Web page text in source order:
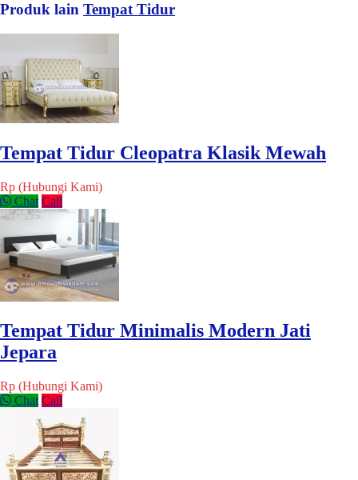
Produk lain Tempat Tidur
Tempat Tidur Cleopatra Klasik Mewah
Rp (Hubungi Kami)
Chat Call
Tempat Tidur Minimalis Modern Jati
Jepara
Rp (Hubungi Kami)
Chat Call